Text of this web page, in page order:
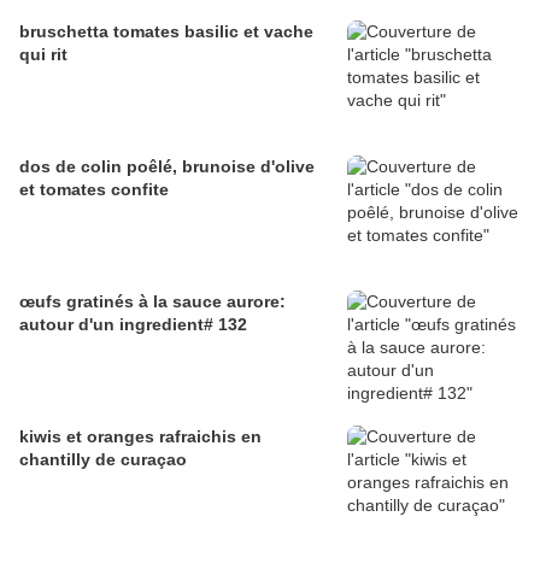
bruschetta tomates basilic et vache
qui rit
dos de colin poêlé, brunoise d'olive
et tomates confite
œufs gratinés à la sauce aurore:
autour d'un ingredient# 132
kiwis et oranges rafraichis en
chantilly de curaçao